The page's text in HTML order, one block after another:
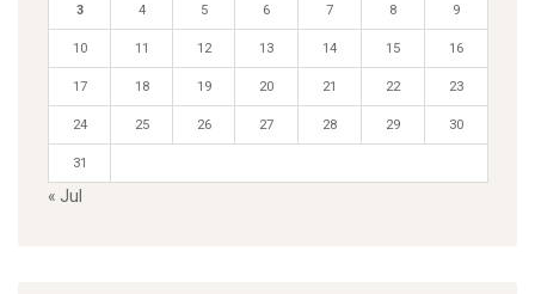
3 4 5 6 7 8 9
10 11 12 13 14 15 16
17 18 19 20 21 22 23
24 25 26 27 28 29 30
31
« Jul